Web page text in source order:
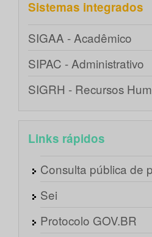
Sistemas integrados
SIGAA - Acadêmico
SIPAC - Administrativo
SIGRH - Recursos
Links rápidos
Consulta pública de
Sei
Protocolo GOV.BR